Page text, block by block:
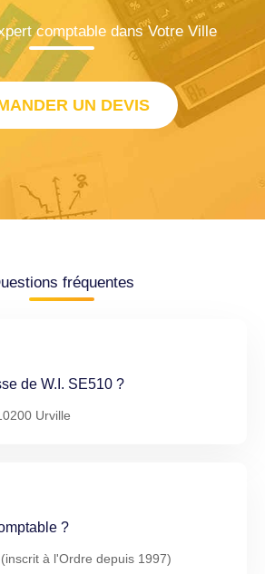
comptable dans Votre Ville
UN DEVIS
fréquentes
de W.I. SE510 ?
Urville
?
à l'Ordre depuis 1997)